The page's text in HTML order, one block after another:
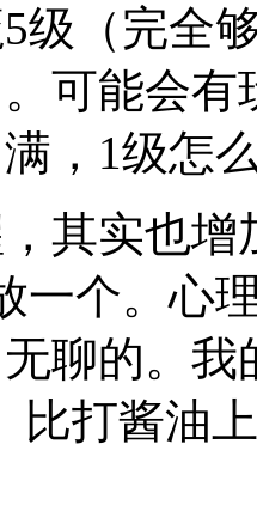
级（完全
可能会
，1级怎
实也增
一个。心
聊的。
比打酱油